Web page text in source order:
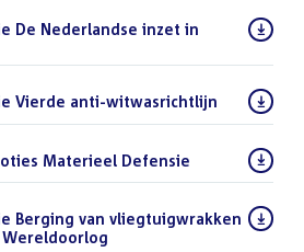
De Nederlandse inzet in
Vierde anti-witwasrichtlijn
Materieel Defensie
Berging van vliegtuigwrakken